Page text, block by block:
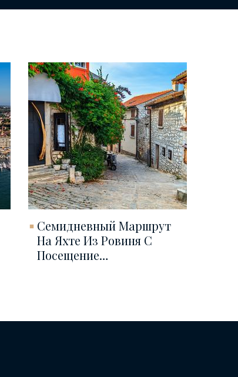
Семидневный Маршрут
На Яхте Из Ровиня С
Посещение…